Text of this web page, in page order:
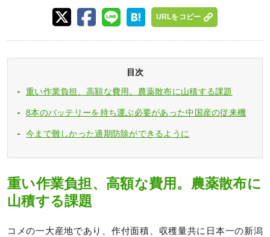
URLをコピー
目次
重い作業負担、高額な費用。農薬散布に山積する課題
8本のバッテリーを持ち運ぶ必要があった中国産の従来機
今まで難しかった適期防除ができるように
重い作業負担、高額な費用。農薬散布に
山積する課題
コメの一大産地であり、作付面積、収穫量共に日本一の新潟